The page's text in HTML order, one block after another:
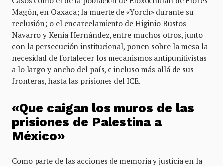
Magón, en Oaxaca; la muerte de «Yorch» durante su
reclusión; o el encarcelamiento de Higinio Bustos
Navarro y Kenia Hernández, entre muchos otros, junto
con la persecución institucional, ponen sobre la mesa la
necesidad de fortalecer los mecanismos antipunitivistas
a lo largo y ancho del país, e incluso más allá de sus
fronteras, hasta las prisiones del ICE.
«Que caigan los muros de las
prisiones de Palestina a
México»
Como parte de las acciones de memoria y justicia en la